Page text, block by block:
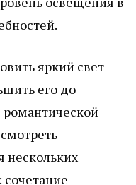
яркий свет
его до
романтической
нескольких
сочетание